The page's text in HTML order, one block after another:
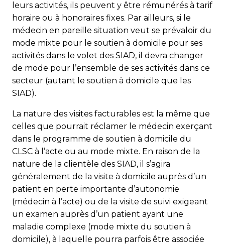
leurs activités, ils peuvent y être rémunérés à tarif
horaire ou à honoraires fixes. Par ailleurs, si le
médecin en pareille situation veut se prévaloir du
mode mixte pour le soutien à domicile pour ses
activités dans le volet des SIAD, il devra changer
de mode pour l’ensemble de ses activités dans ce
secteur (autant le soutien à domicile que les
SIAD).
La nature des visites facturables est la même que
celles que pourrait réclamer le médecin exerçant
dans le programme de soutien à domicile du
CLSC à l’acte ou au mode mixte. En raison de la
nature de la clientèle des SIAD, il s’agira
généralement de la visite à domicile auprès d’un
patient en perte importante d’autonomie
(médecin à l’acte) ou de la visite de suivi exigeant
un examen auprès d’un patient ayant une
maladie complexe (mode mixte du soutien à
domicile), à laquelle pourra parfois être associée